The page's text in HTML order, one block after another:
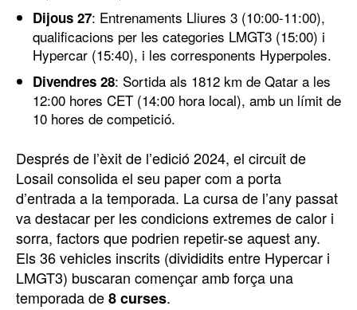
Dijous 27: Entrenaments Lliures 3 (10:00-11:00),
qualificacions per les categories LMGT3 (15:00) i
Hypercar (15:40), i les corresponents Hyperpoles.
Divendres 28: Sortida als 1812 km de Qatar a les
12:00 hores CET (14:00 hora local), amb un límit de
10 hores de competició.
Després de l’èxit de l’edició 2024, el circuit de
Losail consolida el seu paper com a porta
d’entrada a la temporada. La cursa de l’any passat
va destacar per les condicions extremes de calor i
sorra, factors que podrien repetir-se aquest any.
Els 36 vehicles inscrits (divididits entre Hypercar i
LMGT3) buscaran començar amb força una
temporada de8 curses.